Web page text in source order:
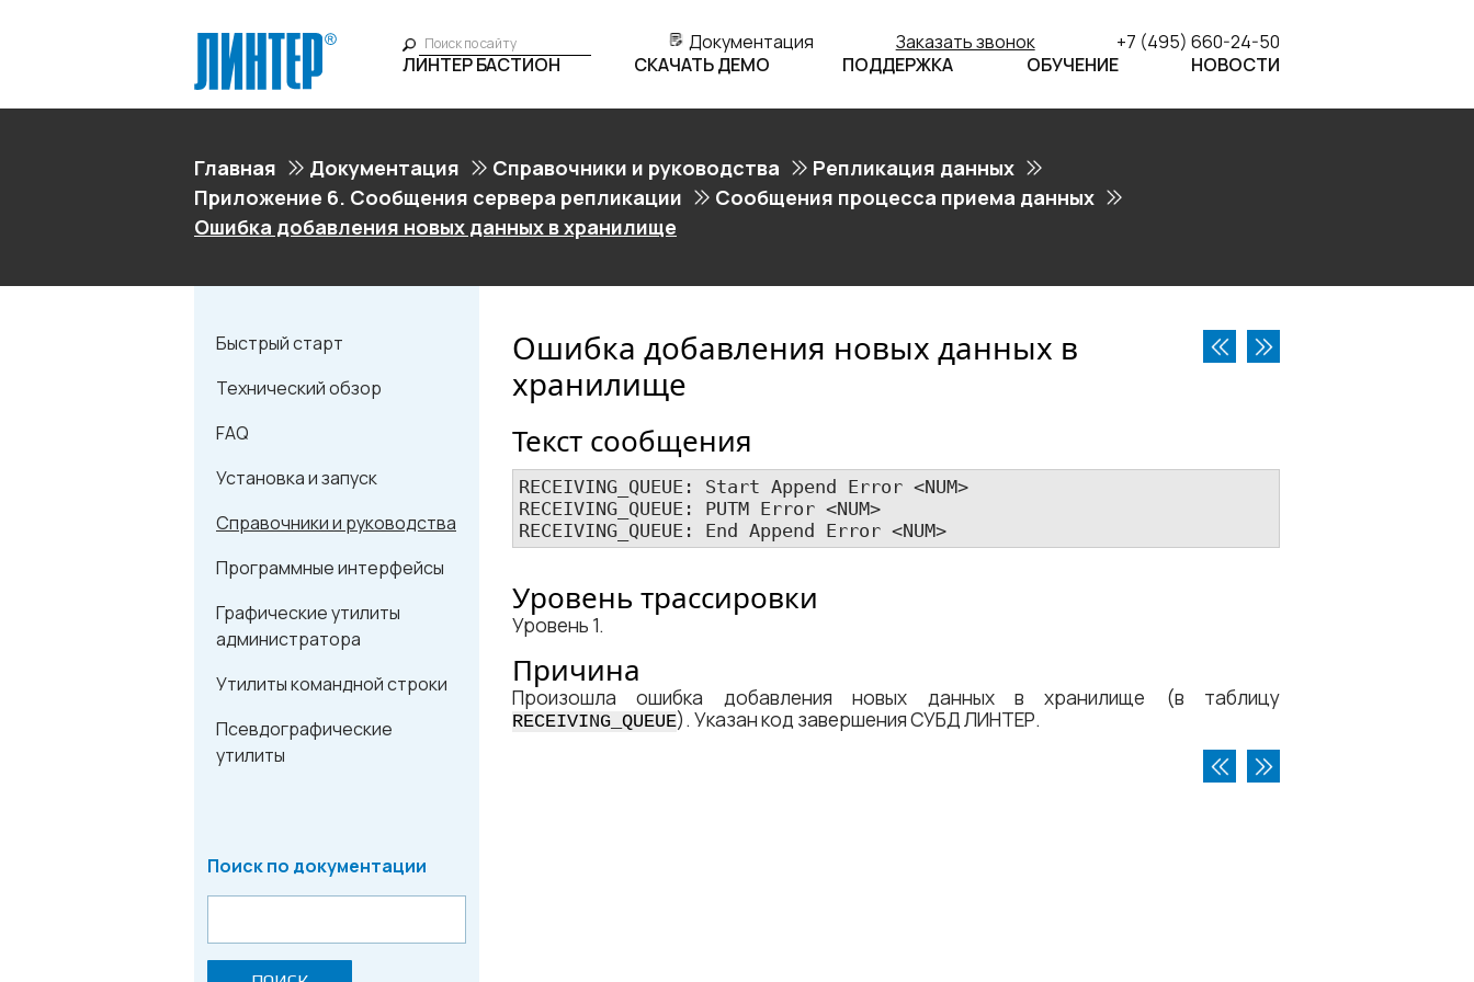
Документация Заказать звонок
+7 (495) 660-24-50
ЛИНТЕР БАСТИОН
СКАЧАТЬ ДЕМО ПОДДЕРЖКА ОБУЧЕНИЕ НОВОСТИ
Главная Документация Справочники и руководства
Репликация данных
Приложение 6. Сообщения сервера репликации
Сообщения процесса приема данных
Ошибка добавления новых данных в хранилище
Быстрый старт
Технический обзор
FAQ
Установка и запуск
Справочники и руководства
Программные интерфейсы
Графические утилиты
администратора
Утилиты командной строки
Псевдографические
утилиты
Поиск по документации
Ошибка добавления новых данных в
хранилище
Текст сообщения
RECEIVING_QUEUE: Start Append Error <​NUM​>
RECEIVING_QUEUE: PUTM Error <​NUM​>
RECEIVING_QUEUE: End Append Error <​NUM​>
Уровень трассировки
Уровень 1.
Причина
Произошла ошибка добавления новых данных в хранилище (в таблицу
RECEIVING_QUEUE). Указан код завершения СУБД ЛИНТЕР.